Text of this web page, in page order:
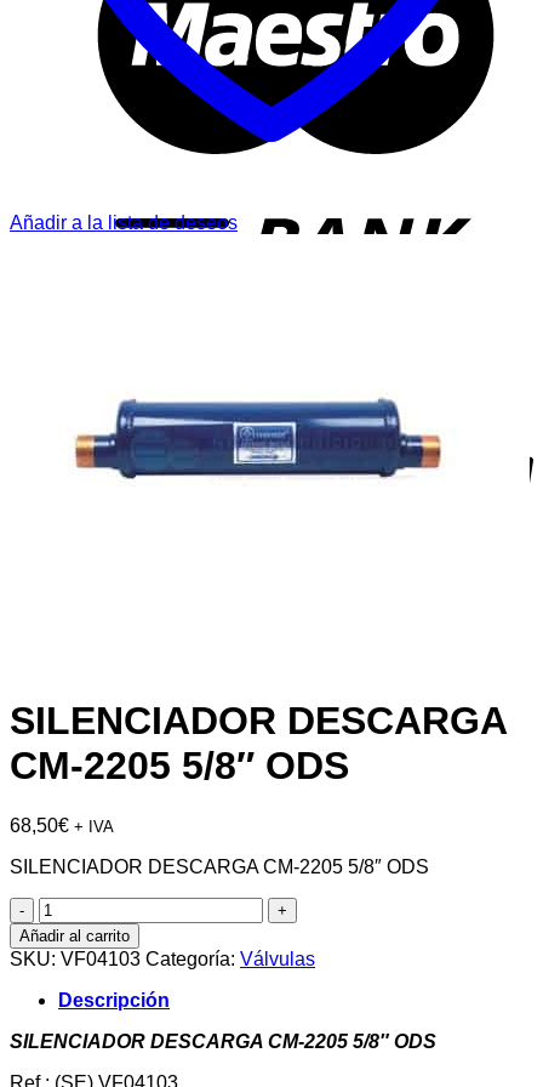
Añadir a la lista de deseos
SILENCIADOR DESCARGA
CM-2205 5/8″ ODS
68,50€ + IVA
SILENCIADOR DESCARGA CM-2205 5/8″ ODS
SILENCIADOR
DESCARGA
CM-
2205
5/8"
ODS
cantidad
Añadir al carrito
SKU: VF04103 Categoría: Válvulas
Descripción
SILENCIADOR DESCARGA CM-2205 5/8″ ODS
Ref : (SE) VF04103